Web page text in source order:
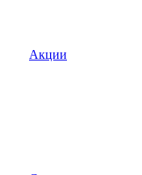
Акции